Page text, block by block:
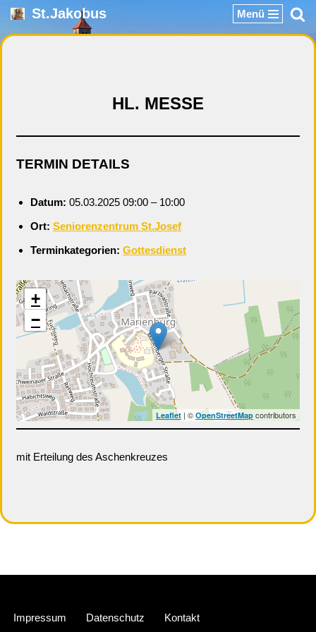
Zum
St.Jakobus Menü
HL. MESSE
TERMIN DETAILS
Datum: 05.03.2025 09:00 – 10:00
Ort: Seniorenzentrum St.Josef
Terminkategorien: Gottesdienst
+
−
Leaflet | © OpenStreetMapcontributors
mit Erteilung des Aschenkreuzes
Impressum Datenschutz Kontakt